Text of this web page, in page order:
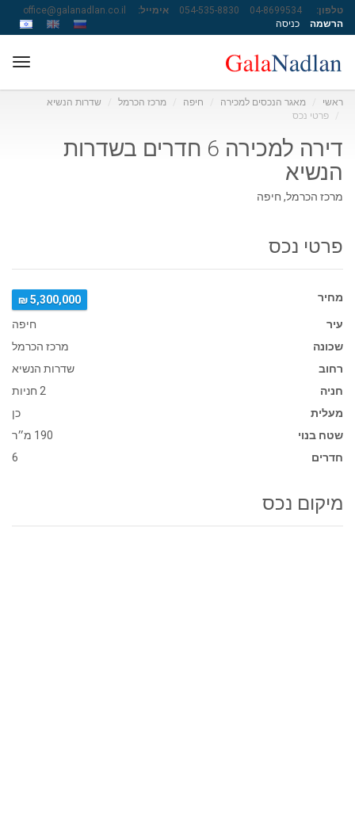
טלפון: 04-8699534
054-535-8830 אימייל:
office@galanadlan.co.il
הרשמה
כניסה
ראשי מאגר הנכסים למכירה חיפה מרכז הכרמל
שדרות הנשיא
פרטי נכס
דירה למכירה 6 חדרים בשדרות
הנשיא
מרכז הכרמל, חיפה
פרטי נכס
מחיר
5,300,000 ₪
עיר
חיפה
שכונה
מרכז הכרמל
רחוב
שדרות הנשיא
חניה
2 חניות
מעלית
כן
שטח בנוי
190 מ״ר
חדרים
6
מיקום נכס